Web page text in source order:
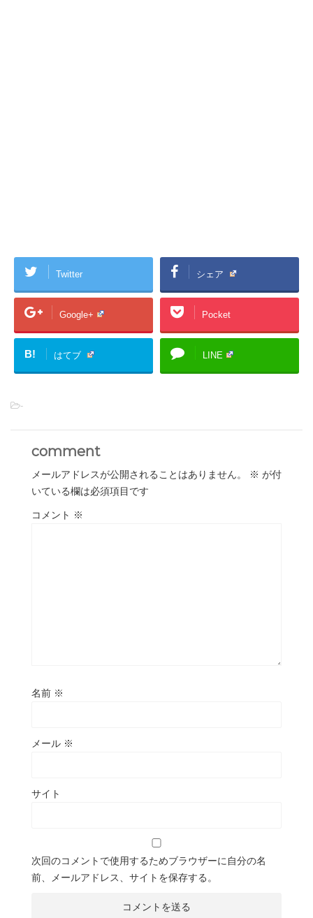
Twitter シェア
Google+ Pocket
B! はてブ LINE
-
comment
メールアドレスが公開されることはありません。 ※ が付
いている欄は必須項目です
コメント ※
名前 ※
メール ※
サイト
次回のコメントで使用するためブラウザーに自分の名
前、メールアドレス、サイトを保存する。